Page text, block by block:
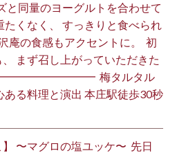
と同量のヨーグルトを合わせて
たくなく、 すっきりと食べられ
庵の食感もアクセントに。 ⁡ 初
まず召し上がっていただきた
梅タルタル
る料理と演出 本庄駅徒歩30秒
〜マグロの塩ユッケ〜 ⁡ 先日